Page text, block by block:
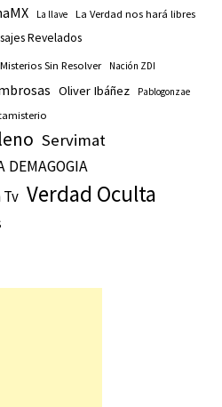
La llave La Verdad nos hará libres
Revelados
Misterios Sin Resolver Nación ZDI
Oliver Ibáñez Pablogonzae
Servimat
DEMAGOGIA
Verdad Oculta